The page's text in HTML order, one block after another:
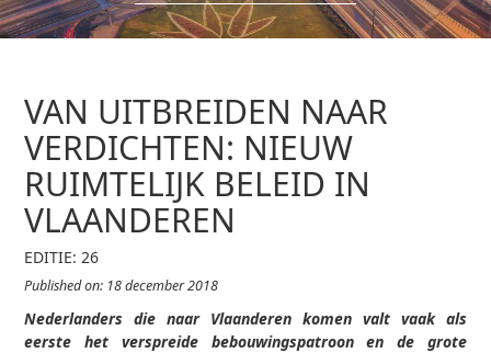
VAN UITBREIDEN NAAR
VERDICHTEN: NIEUW
RUIMTELIJK BELEID IN
VLAANDEREN
EDITIE: 26
Published on: 18 december 2018
Nederlanders die naar Vlaanderen komen valt vaak als
eerste het verspreide bebouwingspatroon en de grote